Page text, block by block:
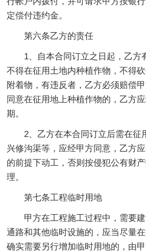
定偿付违约金。
第六条乙方的责任
1、自本合同订立之日起，乙方
不得在征用土地内种植作物，不得
附着物，有违反者，乙方必须赔偿
同意在征用地上种植作物的，乙方
期。
2、乙方在本合同订立后需在征
兴修沟渠等，应经甲方同意，乙方
的前提下动工，否则按侵犯公有财
理。
第七条工程临时用地
甲方在工程施工过程中，需要建
通路和其他临时设施的，应当尽量在
确实需要另行增加临时用地的，由